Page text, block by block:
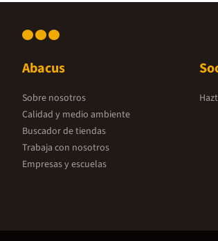
Abacus
Sobre nosotros
Calidad y medio ambiente
Buscador de tiendas
Trabaja con nosotros
Empresas y escuelas